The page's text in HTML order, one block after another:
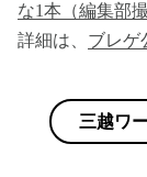
な1本（編集部
詳細は、 ブレゲ
三越ワ